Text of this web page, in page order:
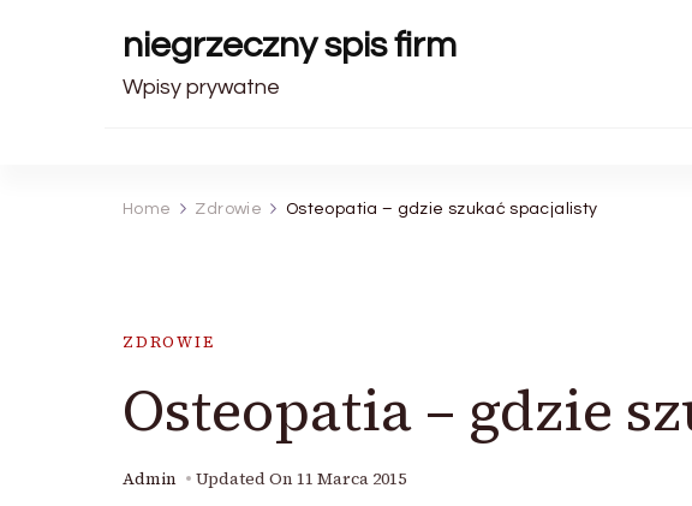
niegrzeczny spis firm
Wpisy prywatne
Home Zdrowie Osteopatia – gdzie szukać spacjalisty
ZDROWIE
Osteopatia – gdzie
Admin Updated On 11 Marca 2015